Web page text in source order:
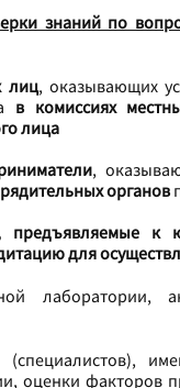
знаний по
лиц, оказывающих
в комиссиях
лица
,
органов
предъявляемые к
для
лаборатории,
(специалистов),
оценки факторов